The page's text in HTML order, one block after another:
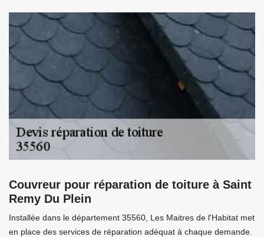
Couvreur pour réparation de toiture à Saint
Remy Du Plein
Installée dans le département 35560, Les Maitres de l'Habitat met
en place des services de réparation adéquat à chaque demande.